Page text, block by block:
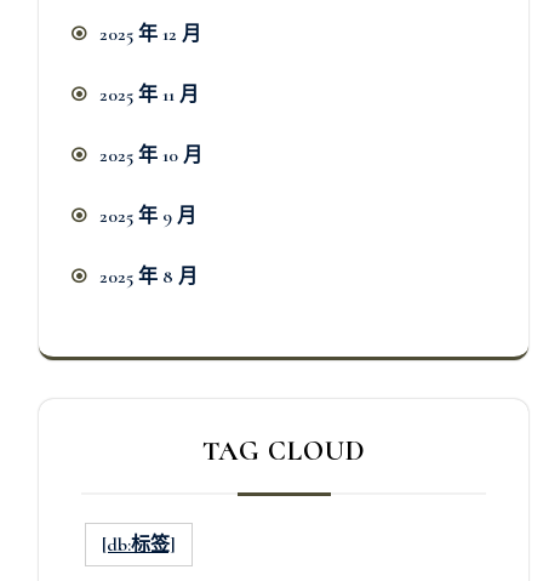
2025 年 12 月
2025 年 11 月
2025 年 10 月
2025 年 9 月
2025 年 8 月
TAG CLOUD
[db:标签]